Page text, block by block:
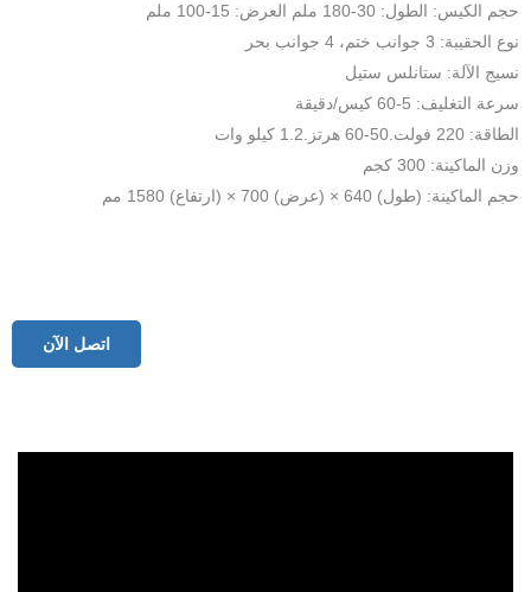
حجم الكيس: الطول: 30-180 ملم العرض: 15-100 ملم
نوع الحقيبة: 3 جوانب ختم، 4 جوانب بحر
نسيج الآلة: ستانلس ستيل
سرعة التغليف: 5-60 كيس/دقيقة
الطاقة: 220 فولت.50-60 هرتز.1.2 كيلو وات
وزن الماكينة: 300 كجم
حجم الماكينة: (طول) 640 × (عرض) 700 × (ارتفاع) 1580 مم
اتصل الآن